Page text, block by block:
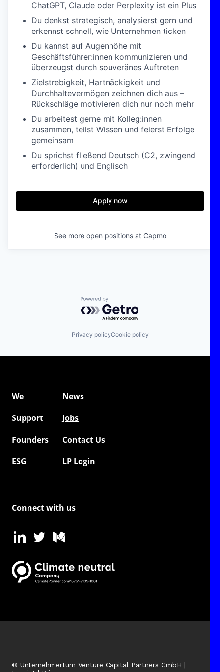
ChatGPT, Claude oder Perplexity ist ein Plus
Du denkst strategisch, analysierst gern und
erkennst schnell, wie Unternehmen ticken
Du kannst auf Augenhöhe mit
Geschäftsführer:innen kommunizieren und
überzeugst durch souveränes Auftreten
Zielstrebigkeit, Hartnäckigkeit und
Durchhaltevermögen zeichnen dich aus –
Rückschläge motivieren dich nur noch mehr
Du arbeitest gerne mit Kolleg:innen
zusammen, teilst Wissen und feierst Erfolge
gemeinsam
Du sprichst fließend Deutsch (C2, zwingend
erforderlich) und Englisch
Apply now
See more open positions at Capmo
Powered by Getro.com
Privacy policyCookie policy
We
News
Support
Jobs
Founders
Contact Us
ESG
LP Login
Connect with us
© Unternehmertum Venture Capital Partners GmbH |